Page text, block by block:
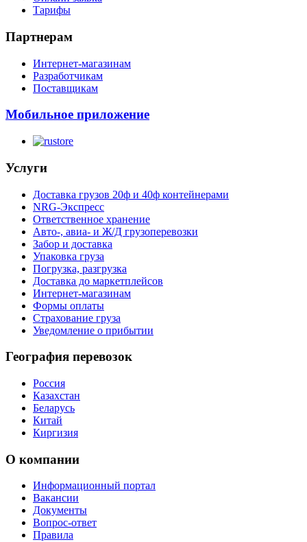
Тарифы
Партнерам
Интернет-магазинам
Разработчикам
Поставщикам
Мобильное приложение
Услуги
Доставка грузов 20ф и 40ф контейнерами
NRG-Экспресс
Ответственное хранение
Авто-, авиа- и Ж/Д грузоперевозки
Забор и доставка
Упаковка груза
Погрузка, разгрузка
Доставка до маркетплейсов
Интернет-магазинам
Формы оплаты
Страхование груза
Уведомление о прибытии
География перевозок
Россия
Казахстан
Беларусь
Китай
Киргизия
О компании
Информационный портал
Вакансии
Документы
Вопрос-ответ
Правила